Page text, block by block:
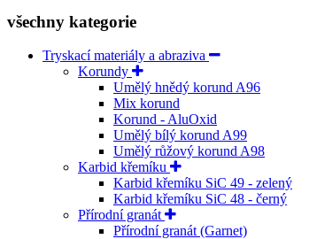
všechny kategorie
Tryskací materiály a abraziva
Korundy
Umělý hnědý korund A96
Mix korund
Korund - AluOxid
Umělý bílý korund A99
Umělý růžový korund A98
Karbid křemíku
Karbid křemíku SiC 49 - zelený
Karbid křemíku SiC 48 - černý
Přírodní granát
Přírodní granát (Garnet)